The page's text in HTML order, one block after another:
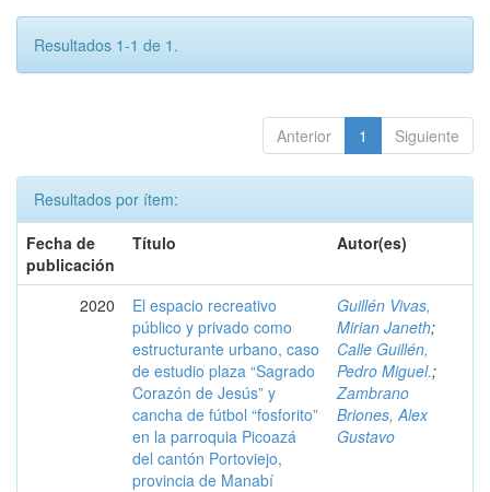
Resultados 1-1 de 1.
Anterior 1 Siguiente
Resultados por ítem:
Fecha de
publicación
Título Autor(es)
2020
El espacio recreativo
público y privado como
estructurante urbano, caso
de estudio plaza “Sagrado
Corazón de Jesús” y
cancha de fútbol “fosforito”
en la parroquia Picoazá
del cantón Portoviejo,
provincia de Manabí
Guillén Vivas,
Mirian Janeth;
Calle Guillén,
Pedro Miguel.;
Zambrano
Briones, Alex
Gustavo